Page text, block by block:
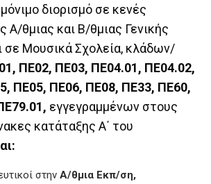
διορισμό σε κενές
Α/θμιας και Β/θμιας Γενικής
σε Μουσικά Σχολεία, κλάδων/
ΠΕ02, ΠΕ03, ΠΕ04.01, ΠΕ04.02,
ΠΕ05, ΠΕ06, ΠΕ08, ΠΕ33, ΠΕ60,
, εγγεγραμμένων στους
κατάταξης Α΄ του
στηνΑ/θμια Εκπ/ση,